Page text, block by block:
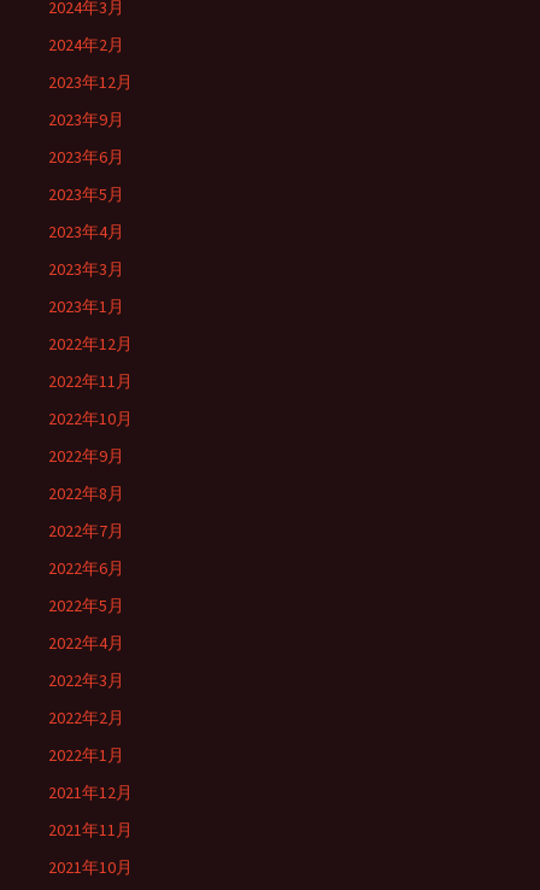
2024年3月
2024年2月
2023年12月
2023年9月
2023年6月
2023年5月
2023年4月
2023年3月
2023年1月
2022年12月
2022年11月
2022年10月
2022年9月
2022年8月
2022年7月
2022年6月
2022年5月
2022年4月
2022年3月
2022年2月
2022年1月
2021年12月
2021年11月
2021年10月